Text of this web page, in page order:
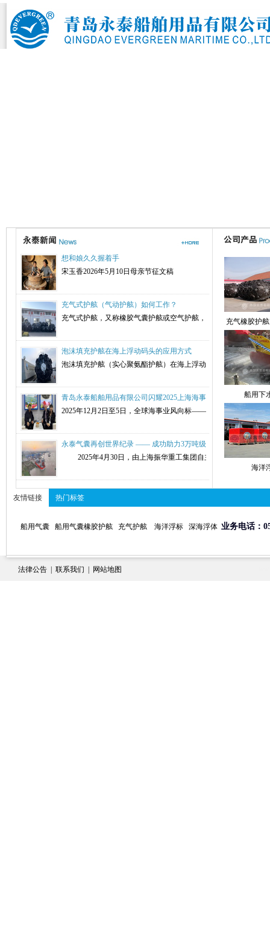
想和娘久久握着手
宋玉香2026年5月10日母亲节征文稿 前言 这首诗里写的是我
充气式护舷（气动护舷）如何工作？
充气式护舷，又称橡胶气囊护舷或空气护舷，是船舶安全领域
泡沫填充护舷在海上浮动码头的应用方式
泡沫填充护舷（实心聚氨酯护舷）在海上浮动码头的应用优势
青岛永泰船舶用品有限公司闪耀2025上海海事展，广结海内外合
2025年12月2日至5日，全球海事业风向标——中国国际海事会展
永泰气囊再创世界纪录 —— 成功助力3万吨级风电安装平台顺利
2025年4月30日，由上海振华重工集团自主研制、自重高达
充气橡胶护
船用下
海洋
友情链接 热门标签
船用气囊 船用气囊橡胶护舷 充气护舷 海洋浮标 深海浮体 业务电话：
法律公告 联系我们 网站地图